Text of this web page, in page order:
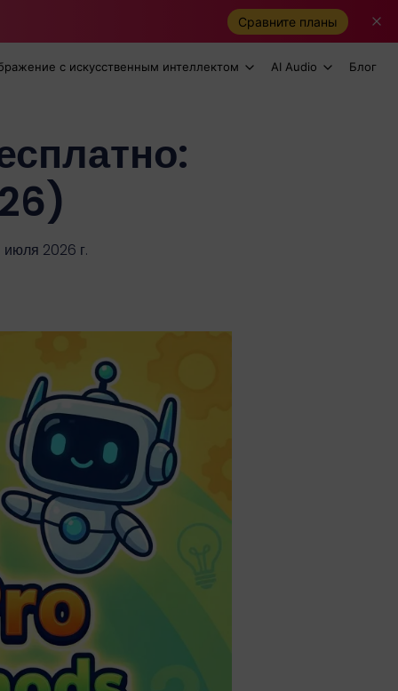
Сравните планы
с искусственным интеллектом AI Audio Блог
2026 г.